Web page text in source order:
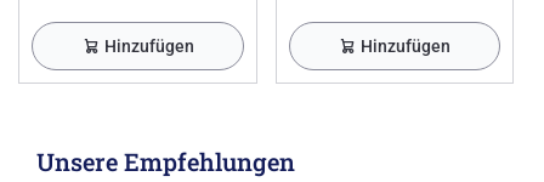
Hinzufügen Hinzufügen
Unsere Empfehlungen